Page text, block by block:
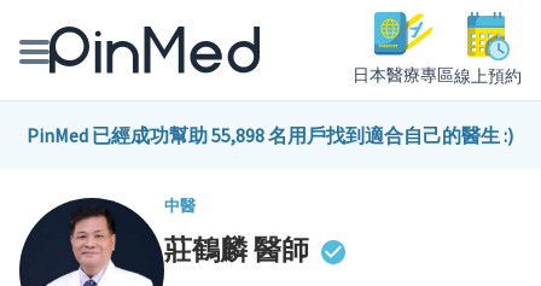
日本醫療專區線上預約
線上預約醫師、院所
醫師專欄專訪
健康主題館
PinMed 已經成功幫助 55,898 名用戶找到適合自己的醫生 :)
中醫
莊鶴麟醫師